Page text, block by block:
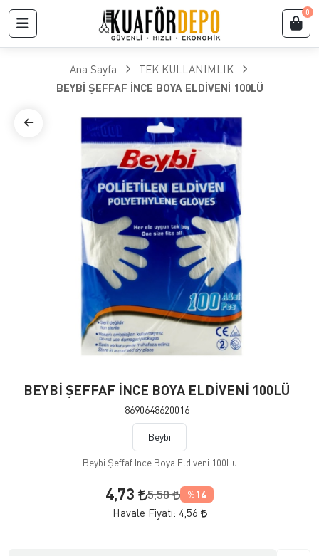
0
Ana Sayfa
TEK KULLANIMLIK
BEYBİ ŞEFFAF İNCE BOYA ELDİVENİ 100LÜ
BEYBİ ŞEFFAF İNCE BOYA ELDİVENİ 100LÜ
8690648620016
Beybi
Beybi Şeffaf İnce Boya Eldiveni 100Lü
4,73 5,50 % 14
Havale Fiyatı: 4,56